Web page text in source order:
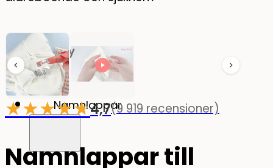
Meny
Namnlappar
0
-20%
★★★★☆
★4,7(9 919 recensioner)
Namnlappar till